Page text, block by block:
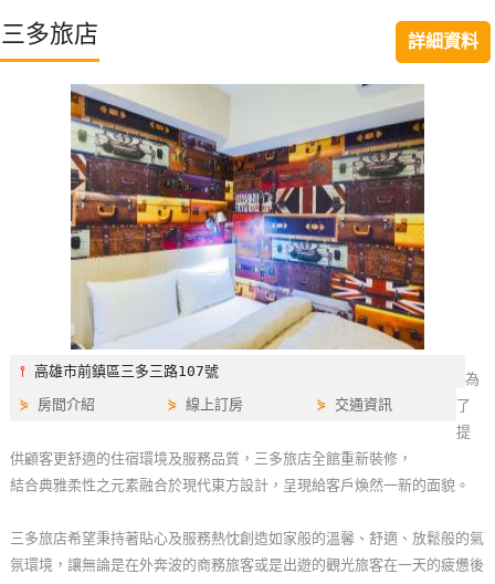
直接跟飯店訂房 HOT
紅
帶
玩
三多旅店 詳細資料
⫯高雄市前鎮區三多三路107號
⋟ 房間介紹 ⋟線上訂房 ⋟ 交通資訊
為
了
提
供顧客更舒適的住宿環境及服務品質，三多旅店全館重新裝修，
結合典雅柔性之元素融合於現代東方設計，呈現給客戶煥然一新的面貌。
三多旅店希望秉持著貼心及服務熱忱創造如家般的溫馨、舒適、放鬆般的氣
氛環境，讓無論是在外奔波的商務旅客或是出遊的觀光旅客在一天的疲憊後